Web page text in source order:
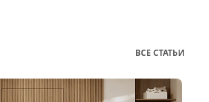
ВСЕ СТАТЬИ